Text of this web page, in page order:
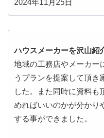
2024年11月25日
ハウスメーカーを沢山紹
地域の工務店やメーカー
うプランを提案して頂き
した。また同時に資料も
めればいいのかが分かり
する事ができました。